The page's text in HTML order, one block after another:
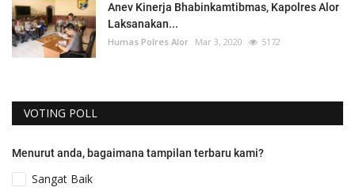
Anev Kinerja Bhabinkamtibmas, Kapolres Alor
Laksanakan...
Humas Polres Alor Mar 3, 2020 5172
VOTING POLL
Menurut anda, bagaimana tampilan terbaru kami?
Sangat Baik